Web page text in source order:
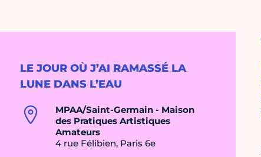
LE JOUR OÙ J’AI RAMASSÉ LA
LUNE DANS L’EAU
MPAA/Saint-Germain - Maison
des Pratiques Artistiques
Amateurs
4 rue Félibien, Paris 6e